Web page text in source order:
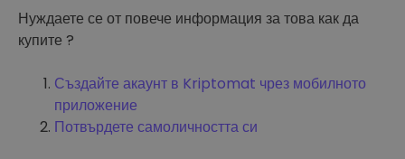
Нуждаете се от повече информация за това как да
купите ?
Създайте акаунт в Kriptomat чрез мобилното
приложение
Потвърдете самоличността си